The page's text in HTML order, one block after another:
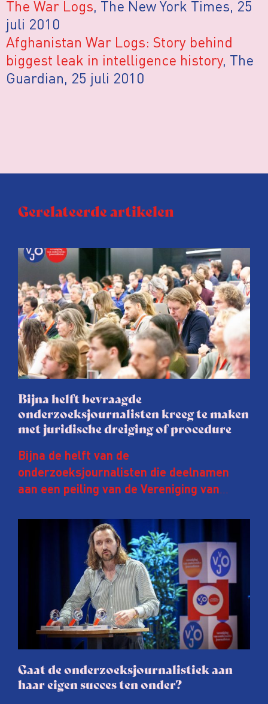
The War Logs, The New York Times, 25
juli 2010
Afghanistan War Logs: Story behind
biggest leak in intelligence history, The
Guardian, 25 juli 2010
Gerelateerde artikelen
Bijna helft bevraagde
onderzoeksjournalisten kreeg te maken
met juridische dreiging of procedure
Bijna de helft van de
onderzoeksjournalisten die deelnamen
aan een peiling van de Vereniging van
afgelopen twee jaar te maken met
juridische dreiging of een juridische
procedure rond het eigen werk. Dat kost
journalisten tijd, ook ervaren zij stress en
soms worden publicaties aangepast of
gaat de hele publicatie zelfs niet door.
Gaat de onderzoeksjournalistiek aan
haar eigen succes ten onder?